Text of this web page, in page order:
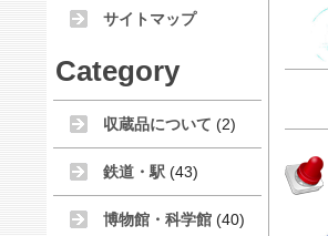
サイトマップ
Category
収蔵品について (2)
鉄道・駅 (43)
博物館・科学館 (40)